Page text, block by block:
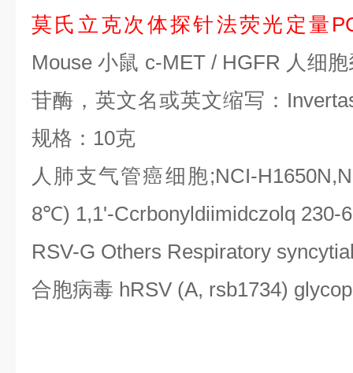
莫氏立克次体探针法荧光定量
Mouse小鼠 c-MET / HGFR 人细
苷酶，英文名或英文缩写：
规格： 10克
人肺支气管癌细胞;NCI-H1650N,N
8℃) 1,1'-Ccrbonyldiimidczolq 230-
RSV-G Others Respiratory
合胞病毒 hRSV (A, rsb1734)